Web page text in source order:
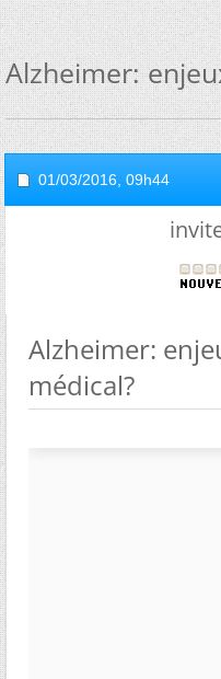
Alzheimer:
01/03/2016, 09h44
Alzheimer:
médical?